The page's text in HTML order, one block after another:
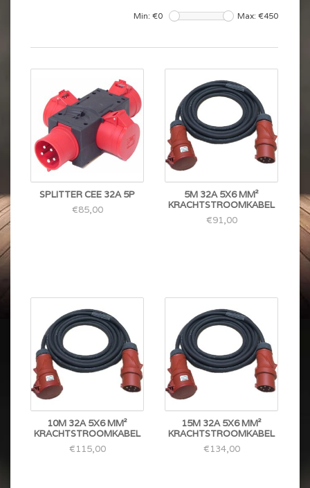
Min: €0 Max: €450
SPLITTER CEE 32A 5P
€85,00
5M 32A 5X6 MM²
KRACHTSTROOMKABEL
€91,00
10M 32A 5X6 MM²
KRACHTSTROOMKABEL
€115,00
15M 32A 5X6 MM²
KRACHTSTROOMKABEL
€134,00